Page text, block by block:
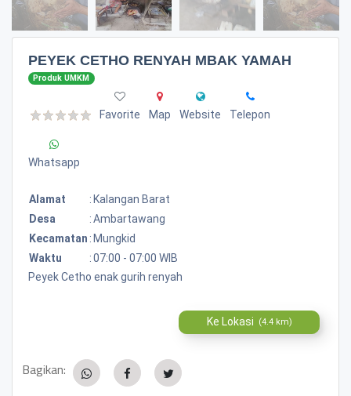
PEYEK CETHO RENYAH MBAK YAMAH
Produk UMKM
Favorite Map Website Telepon
Whatsapp
Alamat : Kalangan Barat
Desa
:Ambartawang
Kecamatan : Mungkid
Waktu
:07:00 - 07:00 WIB
Peyek Cetho enak gurih renyah
Ke Lokasi (4.4 km)
Bagikan: